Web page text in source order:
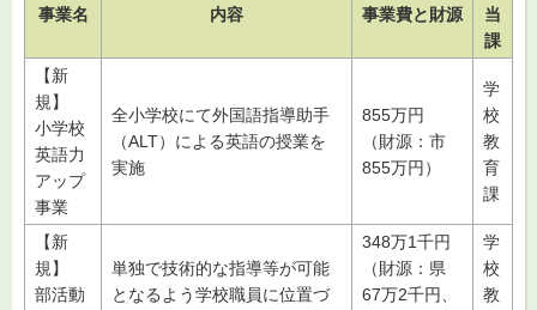
事業名 内容 事業費と財源
当
課
【新
規】
小学校
英語力
アップ
事業
全小学校にて外国語指導助手
（ALT）による英語の授業を
実施
855万円
（財源：市
855万円）
学
校
教
育
課
【新
規】
部活動
単独で技術的な指導等が可能
となるよう学校職員に位置づ
348万1千円
（財源：県
67万2千円、
学
校
教